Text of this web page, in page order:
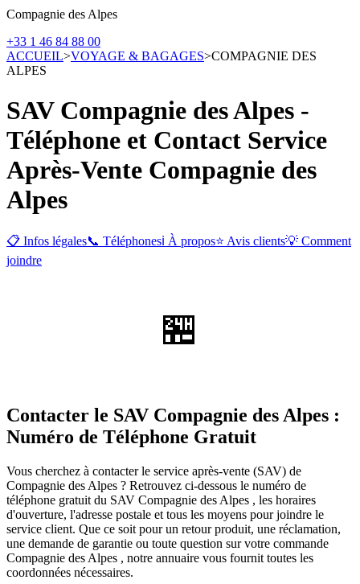
Compagnie des Alpes
+33 1 46 84 88 00
ACCUEIL>VOYAGE & BAGAGES>COMPAGNIE DES
ALPES
SAV Compagnie des Alpes -
Téléphone et Contact Service
Après-Vente Compagnie des
Alpes
📋 Infos légales📞 Téléphonesℹ️ À propos⭐ Avis clients💡 Comment
joindre
🏪
Contacter le SAV Compagnie des Alpes :
Numéro de Téléphone Gratuit
Vous cherchez à contacter le service après-vente (SAV) de
Compagnie des Alpes ? Retrouvez ci-dessous le numéro de
téléphone gratuit du SAV Compagnie des Alpes , les horaires
d'ouverture, l'adresse postale et tous les moyens pour joindre le
service client. Que ce soit pour un retour produit, une réclamation,
une demande de garantie ou toute question sur votre commande
Compagnie des Alpes , notre annuaire vous fournit toutes les
coordonnées nécessaires.